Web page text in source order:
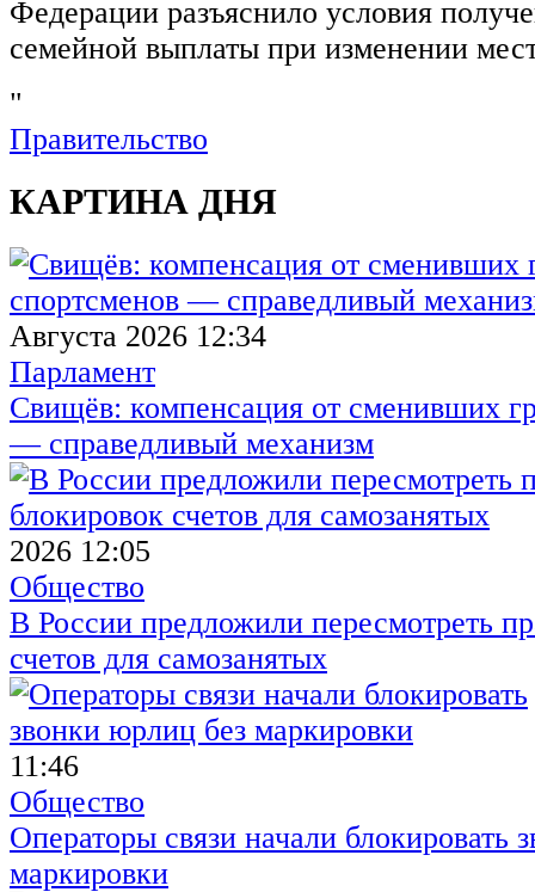
Федерации разъяснило условия
семейной выплаты при изменении
"
Правительство
КАРТИНА ДНЯ
Августа 2026 12:34
Парламент
Свищёв: компенсация от сменивших
— справедливый механизм
2026 12:05
Общество
В России предложили пересмотреть
счетов для самозанятых
11:46
Общество
Операторы связи начали блокировать
маркировки